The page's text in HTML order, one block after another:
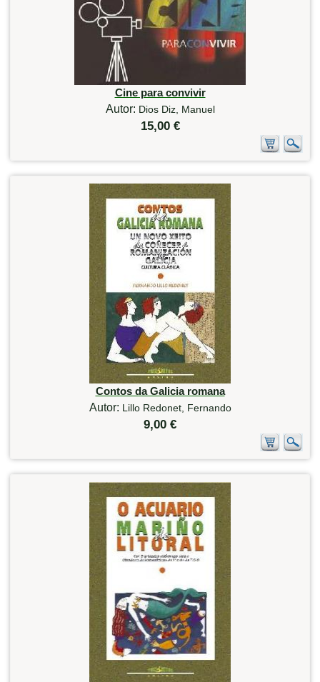
Cine para convivir
Autor: Dios Diz, Manuel
15,00 €
Contos da Galicia romana
Autor: Lillo Redonet, Fernando
9,00 €